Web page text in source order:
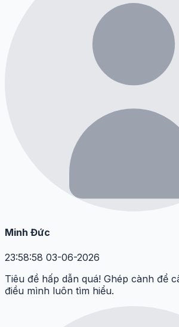
Minh Đức
23:58:58 03-06-2026
Tiêu đề hấp dẫn quá! Ghép cành để
điều mình luôn tìm hiểu.